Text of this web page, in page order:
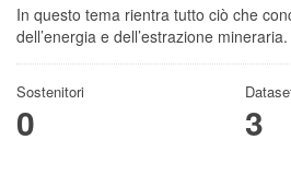
In questo tema rientra tutto ciò che
dell’energia e dell’estrazione mineraria.
Sostenitori
0 3